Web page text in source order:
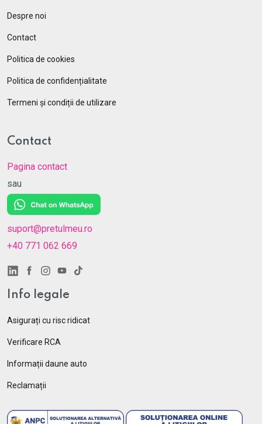
Despre noi
Contact
Politica de cookies
Politica de confidențialitate
Termeni și condiții de utilizare
Contact
Pagina contact
sau
suport@pretulmeu.ro
+40 771 062 669
Info legale
Asigurați cu risc ridicat
Verificare RCA
Informații daune auto
Reclamații